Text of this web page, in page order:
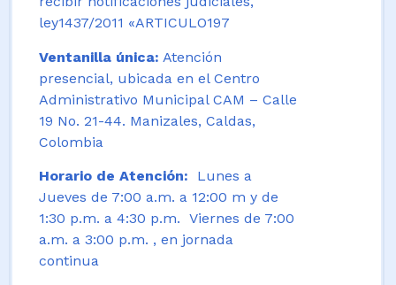
ley1437/2011 «ARTICULO197
Ventanilla única: Atención
presencial, ubicada en el Centro
Administrativo Municipal CAM – Calle
19 No. 21-44. Manizales, Caldas,
Colombia
Horario de Atención:
Lunes a
Jueves de 7:00 a.m. a 12:00 m y de
1:30 p.m. a 4:30 p.m. Viernes de 7:00
a.m. a 3:00 p.m. , en jornada
continua